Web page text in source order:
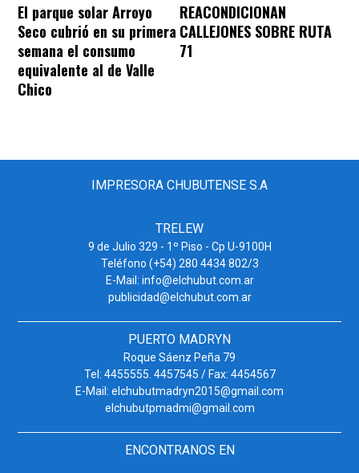
El parque solar Arroyo
Seco cubrió en su primera
semana el consumo
equivalente al de Valle
Chico
REACONDICIONAN
CALLEJONES SOBRE RUTA
71
IMPRESORA CHUBUTENSE S.A
TRELEW
9 de Julio 329 - 1º Piso - Cp U-9100H
Teléfono (+54) 280 4434 802/3
E-Mail: info@elchubut.com.ar
publicidad@elchubut.com.ar
PUERTO MADRYN
Roque Sáenz Peña 79
Tel: 4455555. 4457545 / Fax: 4454567
E-Mail: elchubutmadryn2015@gmail.com
elchubutpmadmi@gmail.com
ENCONTRANOS EN